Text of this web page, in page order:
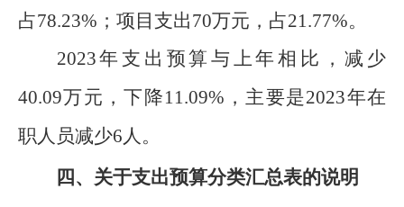
占78.23% ；项目支出70万元，占21.77%。
2023年支出 预算 与上年相比，减少
40.09万元，下降11.09% ， 主要是2023年在
职人员减少6人。
四、关于支出预算分类汇总表的说明